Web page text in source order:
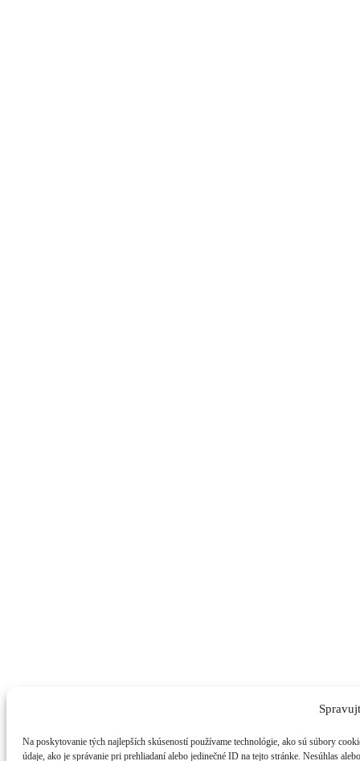
Na poskytovanie tých najlepších skúseností používame technológie, ako sú súbory
údaje, ako je správanie pri prehliadaní alebo jedinečné ID na tejto stránke. Nesúhlas